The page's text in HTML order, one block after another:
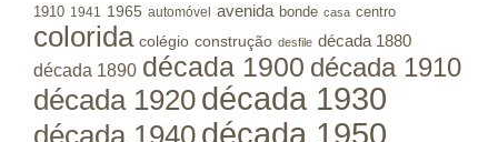
1910 1941 1965 automóvel avenida bonde casa centro
colorida colégio construção desfile década 1880
década 1890 década 1900 década 1910
década 1920 década 1930
década 1950